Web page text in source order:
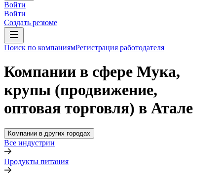
Войти
Войти
Создать резюме
Поиск по компаниямРегистрация работодателя
Компании в сфере Мука,
крупы (продвижение,
оптовая торговля) в Атале
Компании в других городах
Все индустрии
Продукты питания